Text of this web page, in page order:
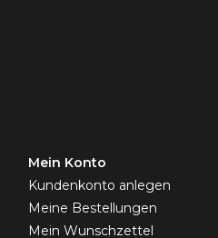
Mein Konto
Kundenkonto anlegen
Meine Bestellungen
Mein Wunschzettel